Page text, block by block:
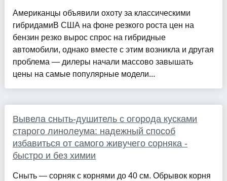
Американцы объявили охоту за классическими
гибридамиВ США на фоне резкого роста цен на
бензин резко вырос спрос на гибридные
автомобили, однако вместе с этим возникла и другая
проблема — дилеры начали массово завышать
цены на самые популярные модели...
Вывела сныть-душитель с огорода кусками
старого линолеума: надежный способ
избавиться от самого живучего сорняка -
быстро и без химии
Сныть — сорняк с корнями до 40 см. Обрывок корня